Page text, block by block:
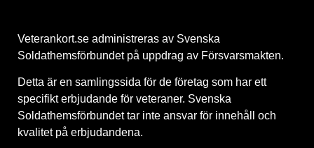
Veterankort.se administreras av Svenska
Soldathemsförbundet på uppdrag av Försvarsmakten.
Detta är en samlingssida för de företag som har ett
specifikt erbjudande för veteraner. Svenska
Soldathemsförbundet tar inte ansvar för innehåll och
kvalitet på erbjudandena.